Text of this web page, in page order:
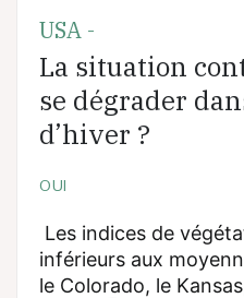
USA -
La situation
se dégrader
d’hiver ?
OUI
Les indices de
inférieurs aux
le Colorado, le